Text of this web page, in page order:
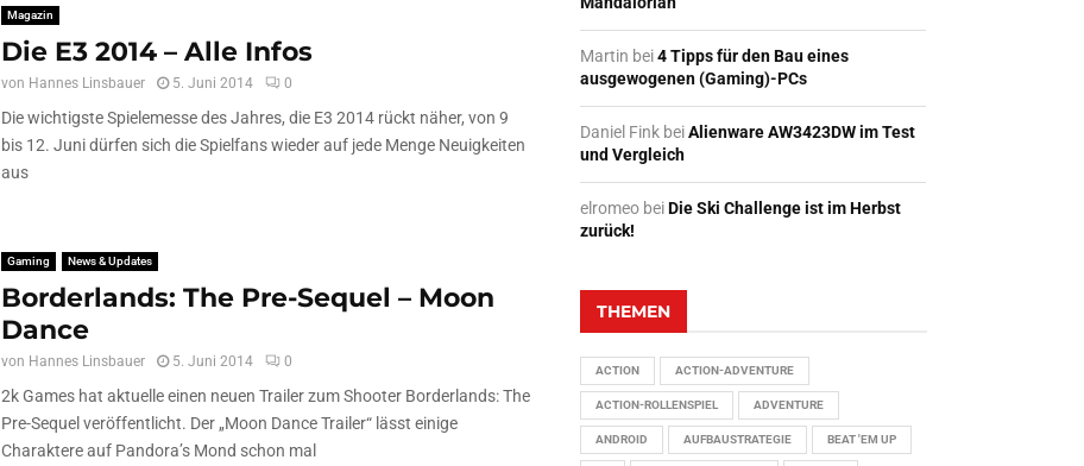
Magazin
Die E3 2014 – Alle Infos
von Hannes Linsbauer 5. Juni 2014 0
Die wichtigste Spielemesse des Jahres, die E3 2014 rückt näher, von 9
bis 12. Juni dürfen sich die Spielfans wieder auf jede Menge Neuigkeiten
aus
Gaming News & Updates
Borderlands: The Pre-Sequel – Moon
Dance
von Hannes Linsbauer 5. Juni 2014 0
2k Games hat aktuelle einen neuen Trailer zum Shooter Borderlands: The
Pre-Sequel veröffentlicht. Der „Moon Dance Trailer“ lässt einige
Charaktere auf Pandora’s Mond schon mal
Martin bei4 Tipps für den Bau eines
ausgewogenen (Gaming)-PCs
Daniel Fink beiAlienware AW3423DW im Test
und Vergleich
elromeo beiDie Ski Challenge ist im Herbst
zurück!
THEMEN
ACTION ACTION-ADVENTURE
ACTION-ROLLENSPIEL ADVENTURE
ANDROID AUFBAUSTRATEGIE BEAT 'EM UP